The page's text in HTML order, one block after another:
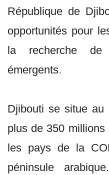
République de
opportunités pour
la recherche de
émergents.
Djibouti se situe
plus de 350 millions
les pays de la
péninsule